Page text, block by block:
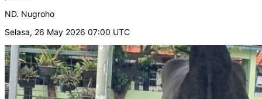
ND. Nugroho
Selasa, 26 May 2026 07:00 UTC